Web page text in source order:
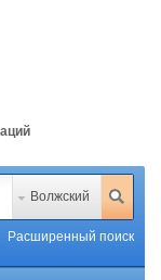
Волжский
Расширенный поиск